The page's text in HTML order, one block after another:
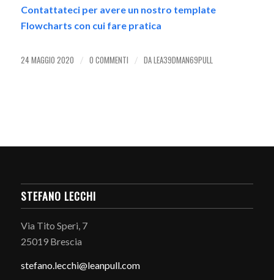
Contattateci per avere un nostro template
Flowcharts con cui fare pratica
24 MAGGIO 2020 / 0 COMMENTI / DALEA39DMAN69PULL
STEFANO LECCHI
Via Tito Speri, 7
25019 Brescia
stefano.lecchi@leanpull.com